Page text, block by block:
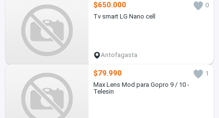
$650.000
0
Tv smart LG Nano cell
Antofagasta
$79.990
1
Max Lens Mod para Gopro 9 / 10 -
Telesin